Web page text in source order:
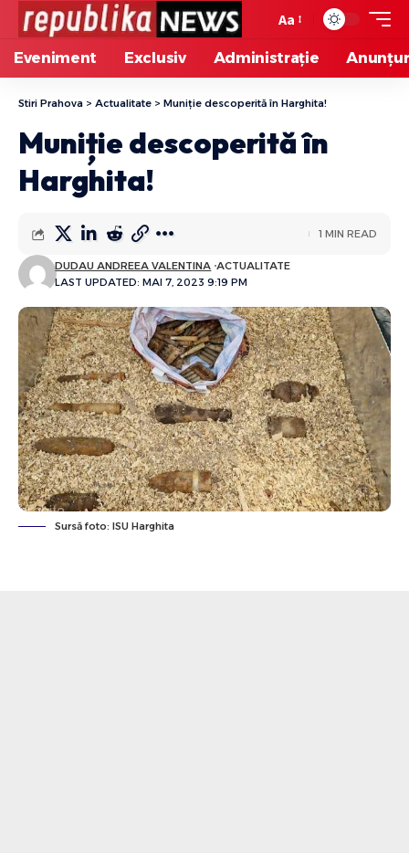
Aa
Eveniment Exclusiv Administrație
Stiri Prahova > Actualitate > Muniție descoperită în Harghita!
Muniție descoperită în
Harghita!
LAST UPDATED: MAI 7, 2023 9:19 PM
DUDAU ANDREEA VALENTINA ACTUALITATE
1 MIN READ
Sursă foto: ISU Harghita